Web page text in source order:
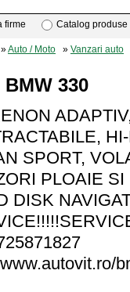
firme Catalog produse
»Auto / Moto » Vanzari auto
BMW 330
SPORT,
PLOAIE
DISK